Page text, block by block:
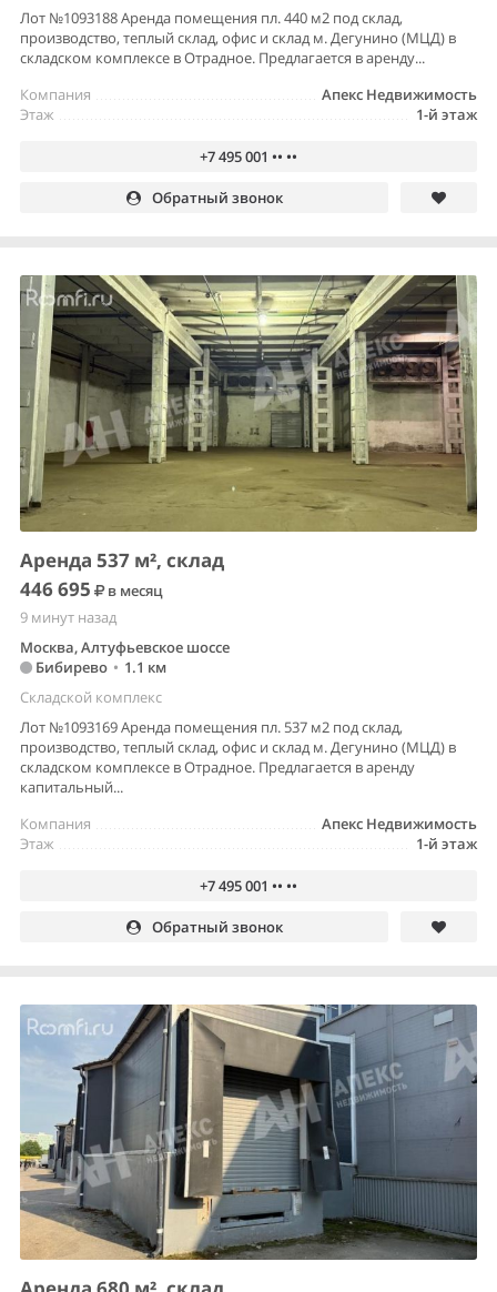
Лот №1093188 Аренда помещения пл. 440 м2 под склад,
производство, теплый склад, офис и склад м. Дегунино (МЦД) в
складском комплексе в Отрадное. Предлагается в аренду...
Апекс Недвижимость
Компания
1-й этаж
Этаж
+7 495 001 •• ••
Обратный звонок
Аренда 537 м², склад
446 695
в месяц
9 минут назад
Москва, Алтуфьевское шоссе
Бибирево • 1.1 км
Складской комплекс
Лот №1093169 Аренда помещения пл. 537 м2 под склад,
производство, теплый склад, офис и склад м. Дегунино (МЦД) в
складском комплексе в Отрадное. Предлагается в аренду
капитальный...
Апекс Недвижимость
Компания
1-й этаж
Этаж
+7 495 001 •• ••
Обратный звонок